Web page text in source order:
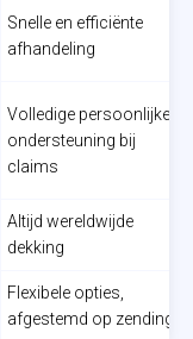
Snelle en efficiënte
afhandeling
Volledige persoonlijke
ondersteuning bij
claims
Altijd wereldwijde
dekking
Flexibele opties,
afgestemd op zending